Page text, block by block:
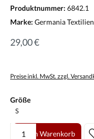
Produktnummer: 6842.1
Marke: Germania Textilien
29,00 €
Preise inkl. MwSt. zzgl.
Größeauswählen
Produkt Anzahl: Gib den
In den Warenkorb